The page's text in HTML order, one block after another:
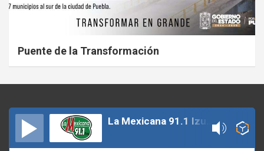
Puente de la Transformación